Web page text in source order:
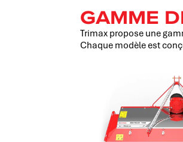
GAMME
Trimax propose une
Chaque modèle est